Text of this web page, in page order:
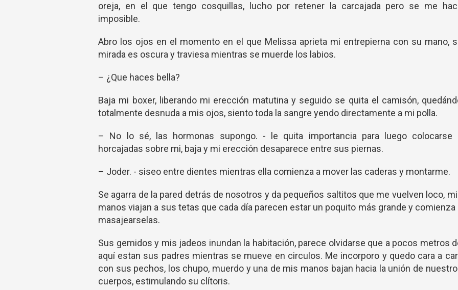
oreja, en el que tengo cosquillas, lucho por retener la carcajada pero se me
imposible.
Abro los ojos en el momento en el que Melissa aprieta mi entrepierna con su mano,
mirada es oscura y traviesa mientras se muerde los labios.
– ¿Que haces bella?
Baja mi boxer, liberando mi erección matutina y seguido se quita el camisón,
totalmente desnuda a mis ojos, siento toda la sangre yendo directamente a mi polla.
– No lo sé, las hormonas supongo. - le quita importancia para luego colocarse
horcajadas sobre mi, baja y mi erección desaparece entre sus piernas.
– Joder. - siseo entre dientes mientras ella comienza a mover las caderas y montarme.
Se agarra de la pared detrás de nosotros y da pequeños saltitos que me vuelven loco,
manos viajan a sus tetas que cada día parecen estar un poquito más grande y comienza
masajearselas.
Sus gemidos y mis jadeos inundan la habitación, parece olvidarse que a pocos metros
aquí estan sus padres mientras se mueve en circulos. Me incorporo y quedo cara a
con sus pechos, los chupo, muerdo y una de mis manos bajan hacia la unión de
cuerpos, estimulando su clítoris.